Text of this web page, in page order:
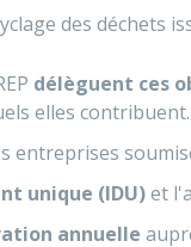
des déchets
délèguent ces
elles contribuent.
entreprises
unique (IDU)et
annuelle